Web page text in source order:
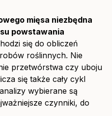
mięsa niezbędna
powstawania
się do obliczeń
roślinnych. Nie
przetwórstwa czy uboju
się także cały cykl
wybierane są
czynniki, do